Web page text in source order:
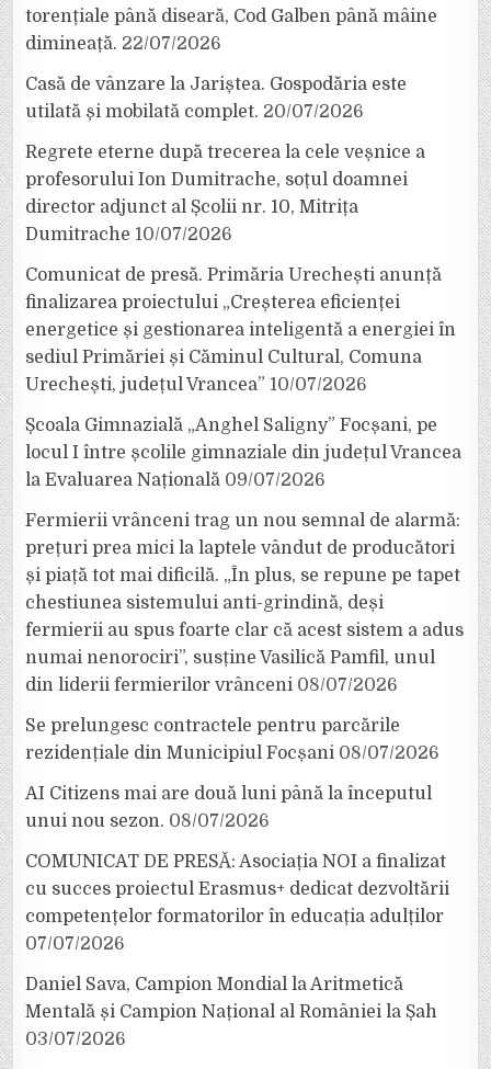
torențiale până diseară, Cod Galben până mâine
dimineață. 22/07/2026
Casă de vânzare la Jariștea. Gospodăria este
utilată și mobilată complet. 20/07/2026
Regrete eterne după trecerea la cele veșnice a
profesorului Ion Dumitrache, soțul doamnei
director adjunct al Școlii nr. 10, Mitrița
Dumitrache 10/07/2026
Comunicat de presă. Primăria Urechești anunță
finalizarea proiectului „Creșterea eficienței
energetice și gestionarea inteligentă a energiei în
sediul Primăriei și Căminul Cultural, Comuna
Urechești, județul Vrancea” 10/07/2026
Școala Gimnazială „Anghel Saligny” Focșani, pe
locul I între școlile gimnaziale din județul Vrancea
la Evaluarea Națională 09/07/2026
Fermierii vrânceni trag un nou semnal de alarmă:
prețuri prea mici la laptele vândut de producători
și piață tot mai dificilă. „În plus, se repune pe tapet
chestiunea sistemului anti-grindină, deși
fermierii au spus foarte clar că acest sistem a adus
numai nenorociri”, susține Vasilică Pamfil, unul
din liderii fermierilor vrânceni 08/07/2026
Se prelungesc contractele pentru parcările
rezidențiale din Municipiul Focșani 08/07/2026
AI Citizens mai are două luni până la începutul
unui nou sezon. 08/07/2026
COMUNICAT DE PRESĂ: Asociația NOI a finalizat
cu succes proiectul Erasmus+ dedicat dezvoltării
competențelor formatorilor în educația adulților
07/07/2026
Daniel Sava, Campion Mondial la Aritmetică
Mentală și Campion Național al României la Șah
03/07/2026